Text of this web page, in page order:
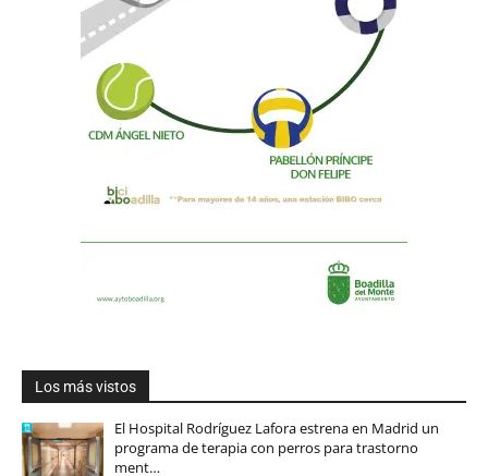
Los más vistos
El Hospital Rodríguez Lafora estrena en Madrid un
programa de terapia con perros para trastorno
ment…